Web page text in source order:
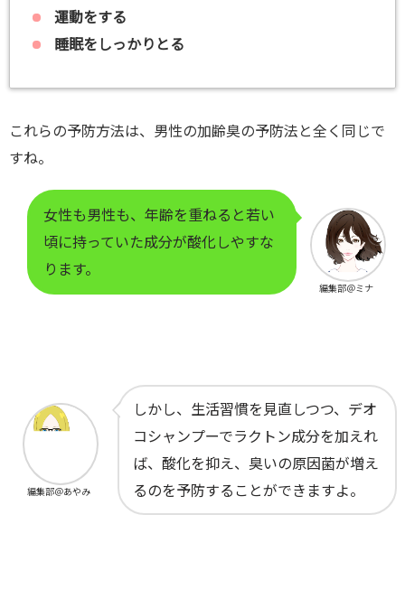
運動をする
睡眠をしっかりとる
これらの予防方法は、男性の加齢臭の予防法と全く同じで
すね。
女性も男性も、年齢を重ねると若い
頃に持っていた成分が酸化しやすな
ります。
編集部＠ミナ
しかし、生活習慣を見直しつつ、デオ
コシャンプーでラクトン成分を加えれ
ば、酸化を抑え、臭いの原因菌が増え
るのを予防することができますよ。
編集部＠あやみ